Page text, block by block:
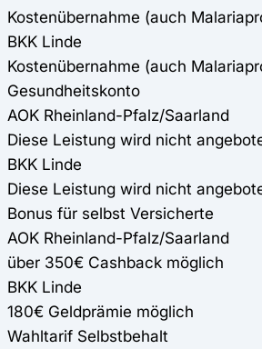
Kostenübernahme (auch
BKK Linde
Kostenübernahme (auch
Gesundheitskonto
AOK Rheinland-Pfalz/Saarland
Diese Leistung wird nicht
BKK Linde
Diese Leistung wird nicht
Bonus für selbst Versicherte
AOK Rheinland-Pfalz/Saarland
über 350€ Cashback möglich
BKK Linde
180€ Geldprämie möglich
Wahltarif Selbstbehalt